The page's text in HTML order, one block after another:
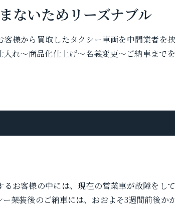
ないためリーズナブル
客様から買取したタクシー車両を中間業者を
入れ〜商品化仕上げ〜名義変更〜ご納車まで
るお客様の中には、現在の営業車が故障をし
ー架装後のご納車には、おおよそ3週間前後